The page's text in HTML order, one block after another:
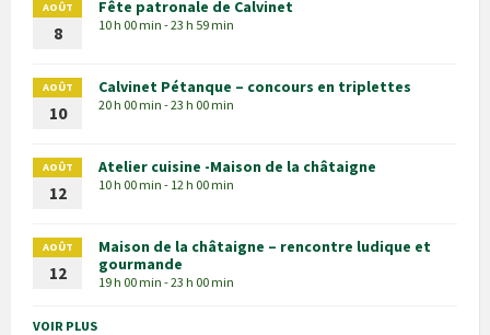
AOÛT
8
Fête patronale de Calvinet
10 h 00 min - 23 h 59 min
AOÛT
10
Calvinet Pétanque – concours en triplettes
20 h 00 min - 23 h 00 min
AOÛT
12
Atelier cuisine -Maison de la châtaigne
10 h 00 min - 12 h 00 min
AOÛT
12
Maison de la châtaigne – rencontre ludique et
gourmande
19 h 00 min - 23 h 00 min
VOIR PLUS